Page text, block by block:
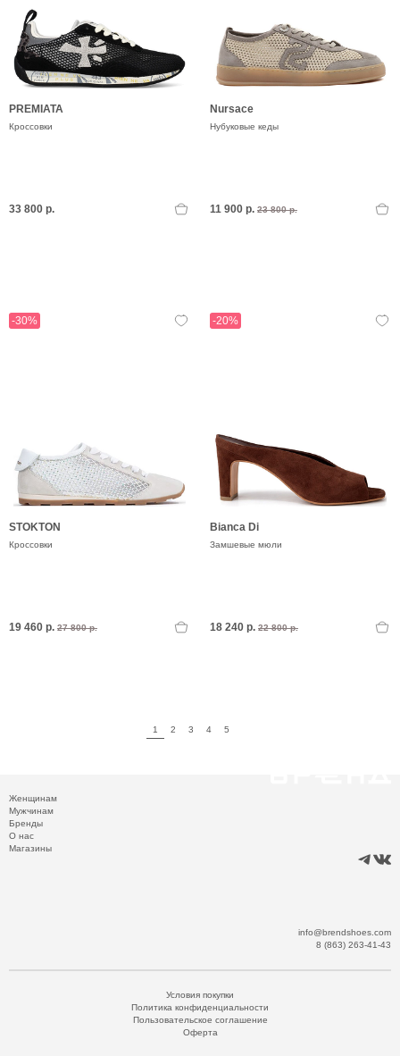
PREMIATA
Кроссовки
33 800 р.
Nursace
Нубуковые кеды
11 900 р. 23 800 р.
-30%
STOKTON
Кроссовки
19 460 р. 27 800 р.
-20%
Bianca Di
Замшевые мюли
18 240 р. 22 800 р.
1 2 3 4 5
Женщинам
Мужчинам
Бренды
О нас
Магазины
info@brendshoes.com
8 (863) 263-41-43
Условия покупки
Политика конфиденциальности
Пользовательское соглашение
Оферта